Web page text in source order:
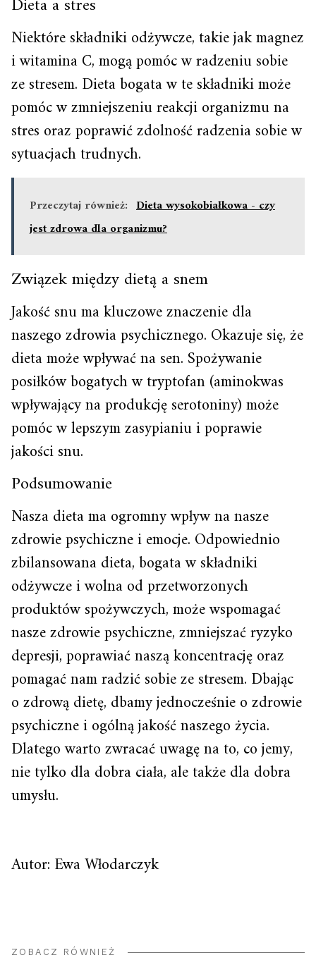
Niektóre składniki odżywcze, takie jak magnez
i witamina C, mogą pomóc w radzeniu sobie
ze stresem. Dieta bogata w te składniki może
pomóc w zmniejszeniu reakcji organizmu na
stres oraz poprawić zdolność radzenia sobie w
sytuacjach trudnych.
Przeczytaj również: Dieta wysokobiałkowa - czy
jest zdrowa dla organizmu?
Związek między dietą a snem
Jakość snu ma kluczowe znaczenie dla
naszego zdrowia psychicznego. Okazuje się, że
dieta może wpływać na sen. Spożywanie
posiłków bogatych w tryptofan (aminokwas
wpływający na produkcję serotoniny) może
pomóc w lepszym zasypianiu i poprawie
jakości snu.
Podsumowanie
Nasza dieta ma ogromny wpływ na nasze
zdrowie psychiczne i emocje. Odpowiednio
zbilansowana dieta, bogata w składniki
odżywcze i wolna od przetworzonych
produktów spożywczych, może wspomagać
nasze zdrowie psychiczne, zmniejszać ryzyko
depresji, poprawiać naszą koncentrację oraz
pomagać nam radzić sobie ze stresem. Dbając
o zdrową dietę, dbamy jednocześnie o zdrowie
psychiczne i ogólną jakość naszego życia.
Dlatego warto zwracać uwagę na to, co jemy,
nie tylko dla dobra ciała, ale także dla dobra
umysłu.
Autor: Ewa Włodarczyk
ZOBACZ RÓWNIEŻ